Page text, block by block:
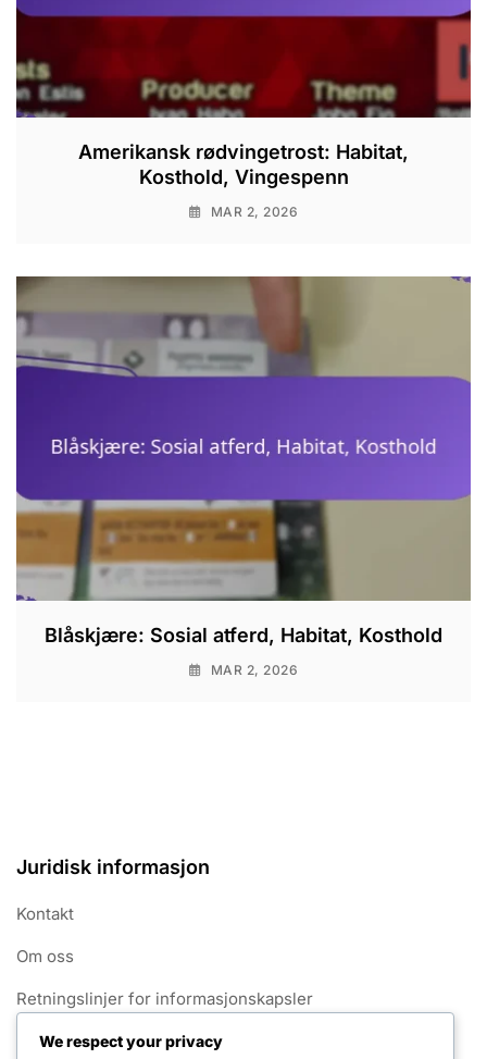
Amerikansk rødvingetrost: Habitat,
Kosthold, Vingespenn
MAR 2, 2026
Blåskjære: Sosial atferd, Habitat, Kosthold
MAR 2, 2026
Juridisk informasjon
Kontakt
Om oss
Retningslinjer for informasjonskapsler
Ditt personvern
We respect your privacy